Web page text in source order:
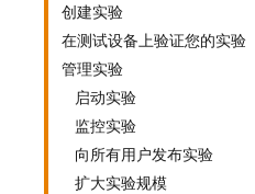
创建实验
在测试设备上验证您的实验
管理实验
启动实验
监控实验
向所有用户发布实验
扩大实验规模